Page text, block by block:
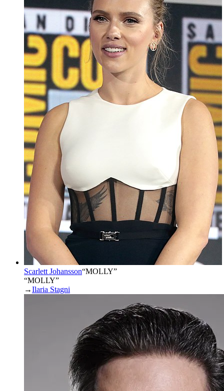
Scarlett Johansson“MOLLY”
“MOLLY”
→Ilaria Stagni